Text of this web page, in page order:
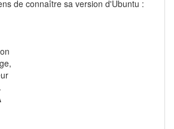
de connaître sa version d'Ubuntu :